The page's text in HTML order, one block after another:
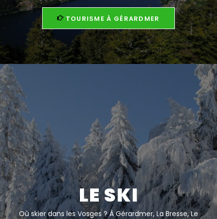
TOURISME À GÉRARDMER
LE SKI
Où skier dans les Vosges ? À Gérardmer, La Bresse, Le